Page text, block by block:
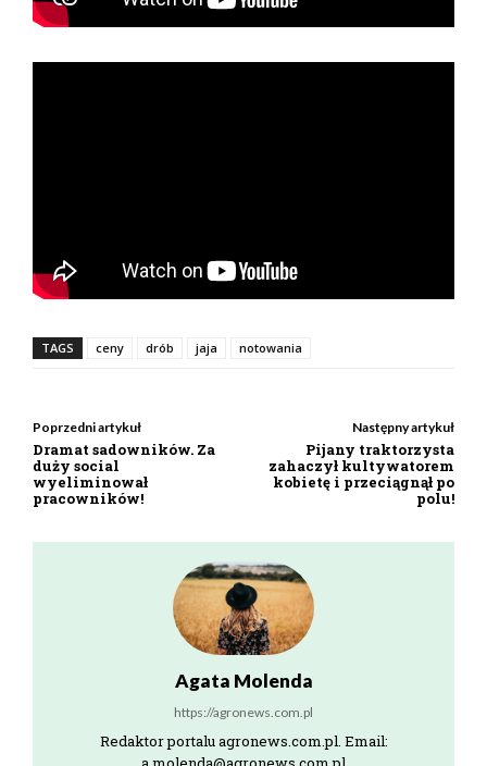
TAGS ceny drób jaja notowania
Poprzedni artykuł
Dramat sadowników. Za
duży social
wyeliminował
pracowników!
Następny artykuł
Pijany traktorzysta
zahaczył kultywatorem
kobietę i przeciągnął po
polu!
Agata Molenda
https://agronews.com.pl
Redaktor portalu agronews.com.pl. Email: